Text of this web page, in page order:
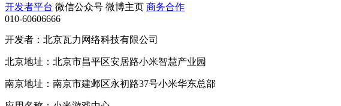
开发者平台 微信公众号 微博主页 商务合作
010-60606666
开发者：北京瓦力网络科技有限公司
北京地址：北京市昌平区安居路小米智慧产业园
南京地址：南京市建邺区永初路37号小米华东总部